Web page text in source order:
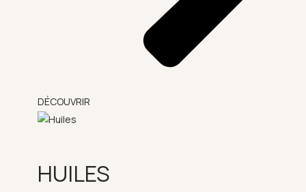
DÉCOUVRIR
HUILES